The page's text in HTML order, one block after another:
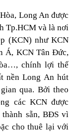
Long An được
Tp.HCM và là nơi
(KCN) như KCN
Á, KCN Tân Đức,
chính lợi thế
nền Long An hút
qua. Bởi theo
các KCN được
sẵn, BĐS vì
cho thuê lại với